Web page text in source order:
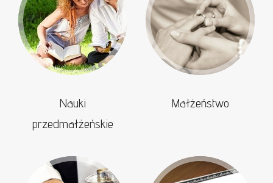
Nauki
przedmałżeńskie
Małżeństwo